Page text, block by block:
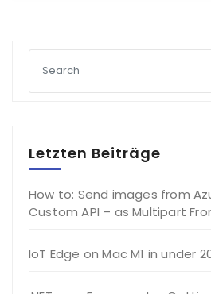
Letzten Beiträge
How to: Send images from
Custom API – as Multipart
IoT Edge on Mac M1 in under